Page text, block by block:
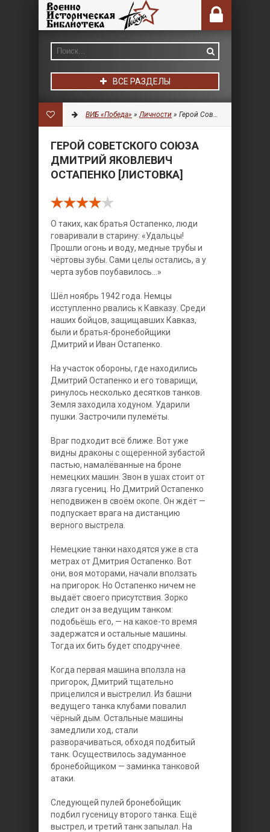
ВСЕ РАЗДЕЛЫ
ВИБ «Победа» »Личности » Герой Советского Союза Дмитрий Яковлевич Остапенко [Листовка]
ГЕРОЙ СОВЕТСКОГО СОЮЗА
ДМИТРИЙ ЯКОВЛЕВИЧ
ОСТАПЕНКО [ЛИСТОВКА]
О таких, как братья Остапенко, люди
говаривали в старину: «Удальцы!
Прошли огонь и воду, медные трубы и
чёртовы зубы. Сами целы остались, а у
черта зубов поубавилось...»
Шёл ноябрь 1942 года. Немцы
исступленно рвались к Кавказу. Среди
наших бойцов, защищавших Кавказ,
были и братья-бронебойщики
Дмитрий и Иван Остапенко.
На участок обороны, где находились
Дмитрий Остапенко и его товарищи,
ринулось несколько десятков танков.
Земля заходила ходуном. Ударили
пушки. Застрочили пулемёты.
Враг подходит всё ближе. Вот уже
видны драконы с ощеренной зубастой
пастью, намалёванные на броне
немецких машин. Звон в ушах стоит от
лязга гусениц. Но Дмитрий Остапенко
неподвижен в своём окопе. Он ждёт —
подпускает врага на дистанцию
верного выстрела.
Немецкие танки находятся уже в ста
метрах от Дмитрия Остапенко. Вот
они, воя моторами, начали вползать
на пригорок. Но Остапенко ничем не
выдаёт своего присутствия. Зорко
следит он за ведущим танком:
подобьёшь его, — на какое-то время
задержатся и остальные машины.
Тогда их бить будет сподручнее.
Когда первая машина вползла на
пригорок, Дмитрий тщательно
прицелился и выстрелил. Из башни
ведущего танка клубами повалил
чёрный дым. Остальные машины
замедлили ход, стали
разворачиваться, обходя подбитый
танк. Осуществилось задуманное
бронебойщиком — заминка танковой
атаки.
Следующей пулей бронебойщик
подбил гусеницу второго танка. Ещё
выстрел, и третий танк запылал. Ha